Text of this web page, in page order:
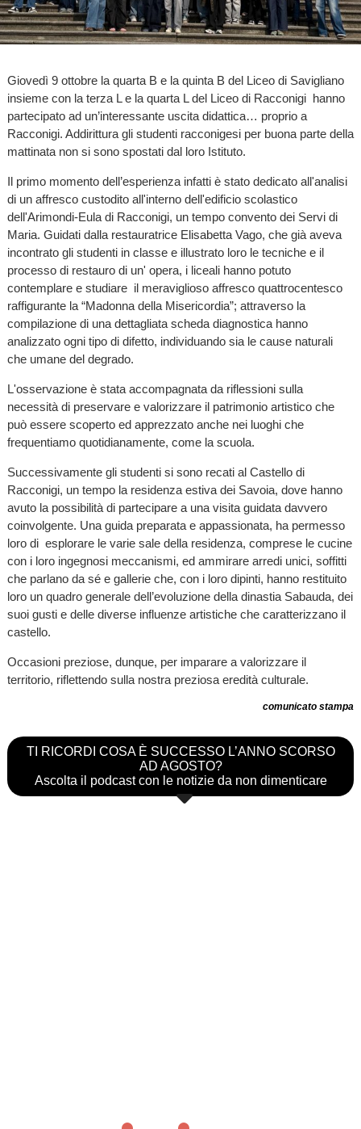
Giovedì 9 ottobre la quarta B e la quinta B del Liceo di Savigliano
insieme con la terza L e la quarta L del Liceo di Racconigi hanno
partecipato ad un’interessante uscita didattica… proprio a
Racconigi. Addirittura gli studenti racconigesi per buona parte della
mattinata non si sono spostati dal loro Istituto.
Il primo momento dell’esperienza infatti è stato dedicato all'analisi
di un affresco custodito all'interno dell'edificio scolastico
dell'Arimondi-Eula di Racconigi, un tempo convento dei Servi di
Maria. Guidati dalla restauratrice Elisabetta Vago, che già aveva
incontrato gli studenti in classe e illustrato loro le tecniche e il
processo di restauro di un' opera, i liceali hanno potuto
contemplare e studiare il meraviglioso affresco quattrocentesco
raffigurante la “Madonna della Misericordia”; attraverso la
compilazione di una dettagliata scheda diagnostica hanno
analizzato ogni tipo di difetto, individuando sia le cause naturali
che umane del degrado.
L'osservazione è stata accompagnata da riflessioni sulla
necessità di preservare e valorizzare il patrimonio artistico che
può essere scoperto ed apprezzato anche nei luoghi che
frequentiamo quotidianamente, come la scuola.
Successivamente gli studenti si sono recati al Castello di
Racconigi, un tempo la residenza estiva dei Savoia, dove hanno
avuto la possibilità di partecipare a una visita guidata davvero
coinvolgente. Una guida preparata e appassionata, ha permesso
loro di esplorare le varie sale della residenza, comprese le cucine
con i loro ingegnosi meccanismi, ed ammirare arredi unici, soffitti
che parlano da sé e gallerie che, con i loro dipinti, hanno restituito
loro un quadro generale dell’evoluzione della dinastia Sabauda, dei
suoi gusti e delle diverse influenze artistiche che caratterizzano il
castello.
Occasioni preziose, dunque, per imparare a valorizzare il
territorio, riflettendo sulla nostra preziosa eredità culturale.
comunicato stampa
TI RICORDI COSA È SUCCESSO L’ANNO SCORSO
AD AGOSTO?
Ascolta il podcast con le notizie da non dimenticare